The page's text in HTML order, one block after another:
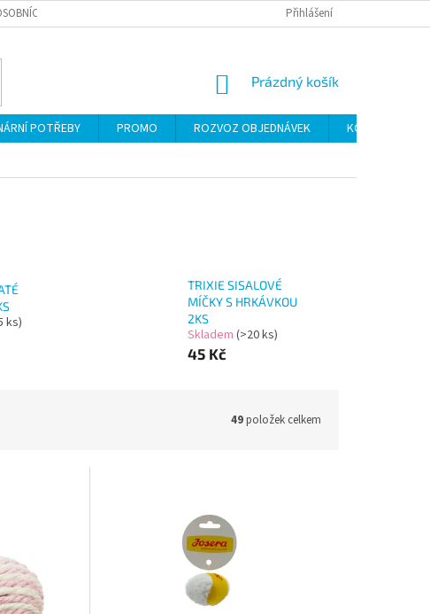
ÚDAJŮ Přihlášení
NÁKUPNÍ
Prázdný košík
POTŘEBY PROMO ROZVOZ OBJEDNÁVEK
KONTAKTY
ks)
TRIXIE SISALOVÉ
MÍČKY S HRKÁVKOU
2KS
Skladem (>20 ks)
45 Kč
49položek celkem